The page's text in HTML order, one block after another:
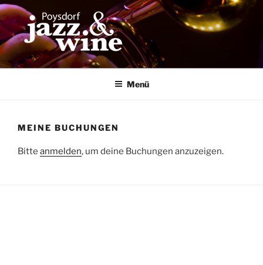
Zum
Inhalt
springen
Menü
MEINE BUCHUNGEN
Bitte anmelden, um deine Buchungen anzuzeigen.